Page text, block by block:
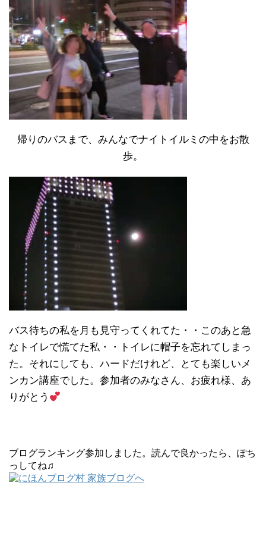
帰りのバスまで、みんなでナイトイルミの中をお散
歩。
バス待ちの私を月も見守ってくれてた・・このあと急
なトイレで慌てた私・・トイレに帽子を忘れてしまっ
た。それにしても、ハードだけれど、とても楽しいメ
ンカン講座でした。参加者のみなさん、お疲れ様、あ
りがとう
ブログランキング参加しました。読んで良かったら、ぽち
っしてね♫